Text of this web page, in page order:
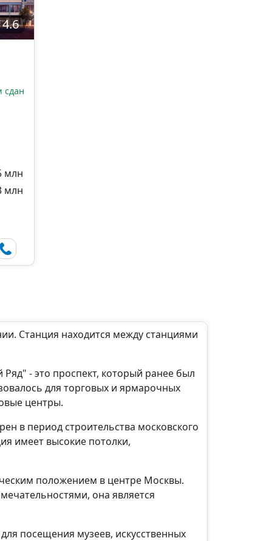
4.6
сдан
млн
млн
Станция находится между станциями
- это проспект, который ранее был
для торговых и ярмарочных
центры.
в период строительства московского
имеет высокие потолки,
положением в центре Москвы.
она является
посещения музеев, искусственных